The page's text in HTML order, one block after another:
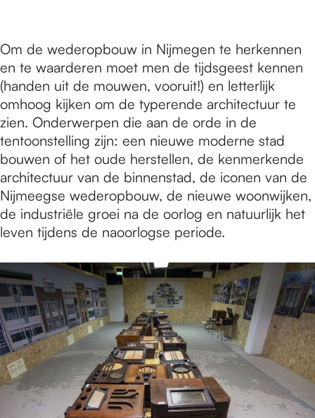
Om de wederopbouw in Nijmegen te herkennen
en te waarderen moet men de tijdsgeest kennen
(handen uit de mouwen, vooruit!) en letterlijk
omhoog kijken om de typerende architectuur te
zien. Onderwerpen die aan de orde in de
tentoonstelling zijn: een nieuwe moderne stad
bouwen of het oude herstellen, de kenmerkende
architectuur van de binnenstad, de iconen van de
Nijmeegse wederopbouw, de nieuwe woonwijken,
de industriële groei na de oorlog en natuurlijk het
leven tijdens de naoorlogse periode.